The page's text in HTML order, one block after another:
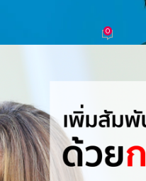
น่นทุกวันด้วยก
0